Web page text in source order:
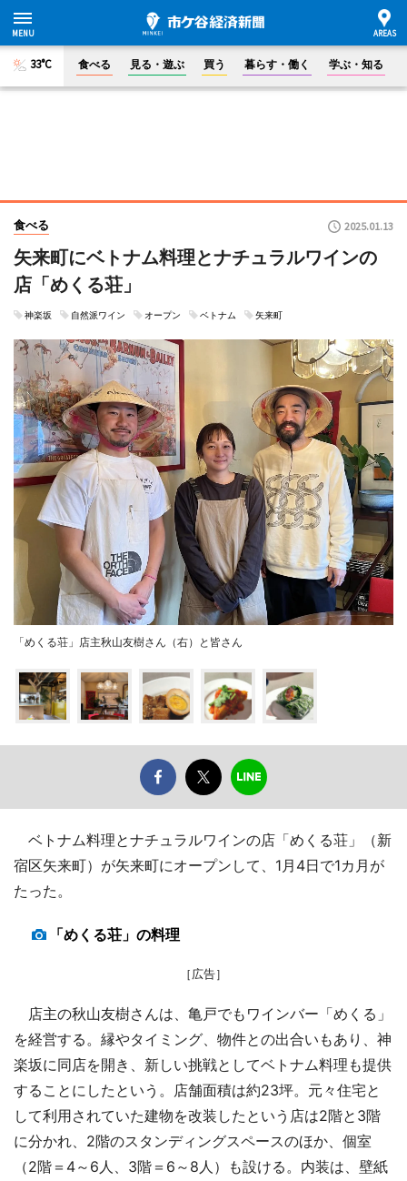
33°C 食べる 見る・遊ぶ 買う 暮らす・働く 学ぶ・知る
食べる 2025.01.13
矢来町にベトナム料理とナチュラルワインの
店「めくる荘」
神楽坂 自然派ワイン オープン ベトナム 矢来町
「めくる荘」店主秋山友樹さん（右）と皆さん
ベトナム料理とナチュラルワインの店「めくる荘」（新
宿区矢来町）が矢来町にオープンして、1月4日で1カ月が
たった。
「めくる荘」の料理
［広告］
店主の秋山友樹さんは、亀戸でもワインバー「めくる」
を経営する。縁やタイミング、物件との出合いもあり、神
楽坂に同店を開き、新しい挑戦としてベトナム料理も提供
することにしたという。店舗面積は約23坪。元々住宅と
して利用されていた建物を改装したという店は2階と3階
に分かれ、2階のスタンディングスペースのほか、個室
（2階＝4～6人、3階＝6～8人）も設ける。内装は、壁紙